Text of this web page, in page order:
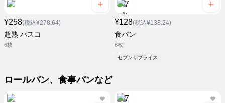
¥258(税込¥278.64)
超熟 パスコ
6枚
¥128(税込¥138.24)
食パン
6枚
セブンザプライス
ロールパン、食事パンなど